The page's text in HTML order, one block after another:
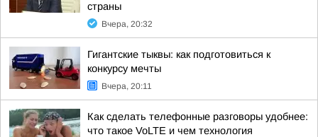
страны
Вчера, 20:32
Гигантские тыквы: как подготовиться к
конкурсу мечты
Вчера, 20:11
Как сделать телефонные разговоры удобнее:
что такое VoLTE и чем технология